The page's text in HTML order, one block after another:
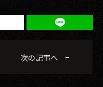
次の記事へ